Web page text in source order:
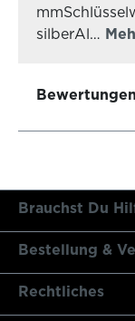
silberAl…
Bewertungen
Brauchst Du
Bestellung &
Rechtliches